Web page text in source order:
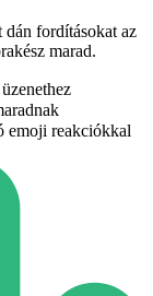
fordításokat az
marad.
emoji reakciókkal